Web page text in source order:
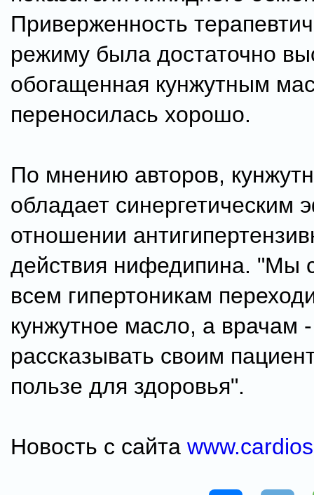
Приверженность
режиму была достаточно
обогащенная кунжутным
переносилась хорошо.
По мнению авторов,
обладает синергетическим
отношении
действия нифедипина. "Мы
всем гипертоникам
кунжутное масло, а врачам -
рассказывать своим
пользе для здоровья".
Новость с сайта